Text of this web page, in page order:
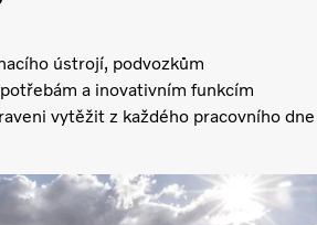
ústrojí, podvozkům
a inovativním funkcím
vytěžit z každého pracovního dne